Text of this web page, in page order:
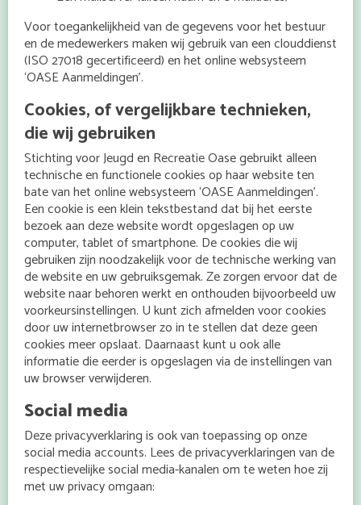
Voor toegankelijkheid van de gegevens voor het bestuur
en de medewerkers maken wij gebruik van een clouddienst
(ISO 27018 gecertificeerd) en het online websysteem
‘OASE Aanmeldingen’.
Cookies, of vergelijkbare technieken,
die wij gebruiken
Stichting voor Jeugd en Recreatie Oase gebruikt alleen
technische en functionele cookies op haar website ten
bate van het online websysteem ‘OASE Aanmeldingen’.
Een cookie is een klein tekstbestand dat bij het eerste
bezoek aan deze website wordt opgeslagen op uw
computer, tablet of smartphone. De cookies die wij
gebruiken zijn noodzakelijk voor de technische werking van
de website en uw gebruiksgemak. Ze zorgen ervoor dat de
website naar behoren werkt en onthouden bijvoorbeeld uw
voorkeursinstellingen. U kunt zich afmelden voor cookies
door uw internetbrowser zo in te stellen dat deze geen
cookies meer opslaat. Daarnaast kunt u ook alle
informatie die eerder is opgeslagen via de instellingen van
uw browser verwijderen.
Social media
Deze privacyverklaring is ook van toepassing op onze
social media accounts. Lees de privacyverklaringen van de
respectievelijke social media-kanalen om te weten hoe zij
met uw privacy omgaan: